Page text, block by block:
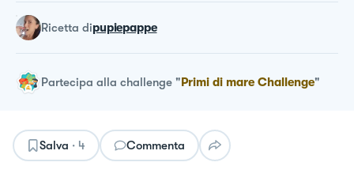
ricetta dipupiepappe
Partecipa alla challenge "Primi di mare Challenge"
Salva · 4 Commenta